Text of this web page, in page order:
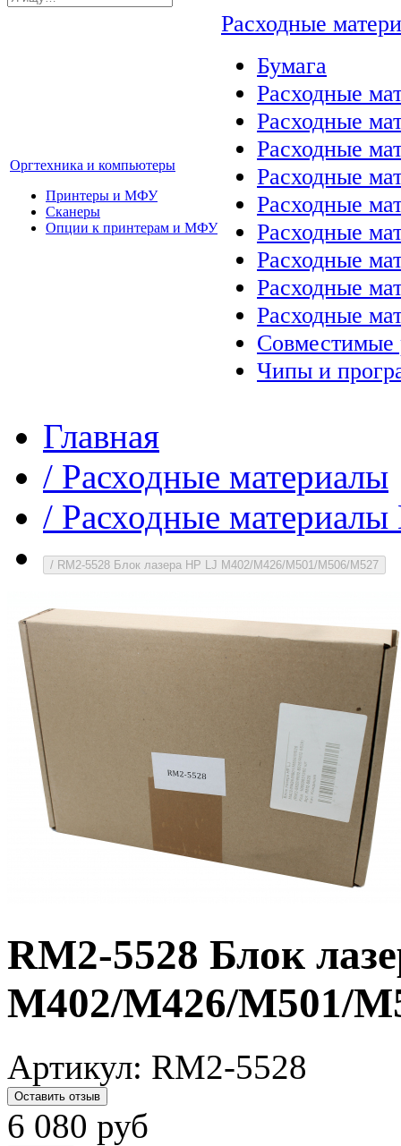
Оргтехника и компьютеры
Принтеры и МФУ
Сканеры
Опции к принтерам и МФУ
Расходные
Бумага
Расходные
Расходные
Расходные
Расходные
Расходные
Расходные
Расходные
Расходные
Расходные
Совместимые
Чипы и
Главная
/ Расходные материалы
/ Расходные
/ RM2-5528 Блок лазера HP LJ M402/M426/M501/M506/M527
RM2-5528 Блок
M402/M426/M501/
Артикул: RM2-5528
Оставить отзыв
6 080 руб